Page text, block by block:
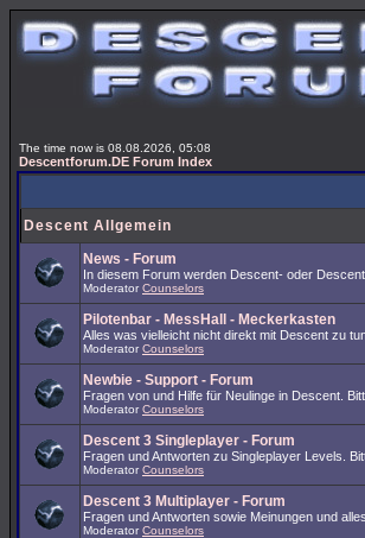
The time now is 08.08.2026, 05:08
Descentforum.DE Forum Index
Descent Allgemein
News - Forum
In diesem Forum werden Descent- oder
Moderator Counselors
Pilotenbar - MessHall - Meckerkasten
Alles was vielleicht nicht direkt mit Descent zu
Moderator Counselors
Newbie - Support - Forum
Fragen von und Hilfe für Neulinge in Descent.
Moderator Counselors
Descent 3 Singleplayer - Forum
Fragen und Antworten zu Singleplayer Levels.
Moderator Counselors
Descent 3 Multiplayer - Forum
Fragen und Antworten sowie Meinungen und
Moderator Counselors